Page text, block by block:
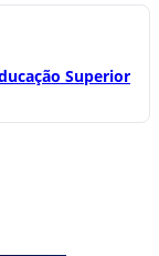
Superior